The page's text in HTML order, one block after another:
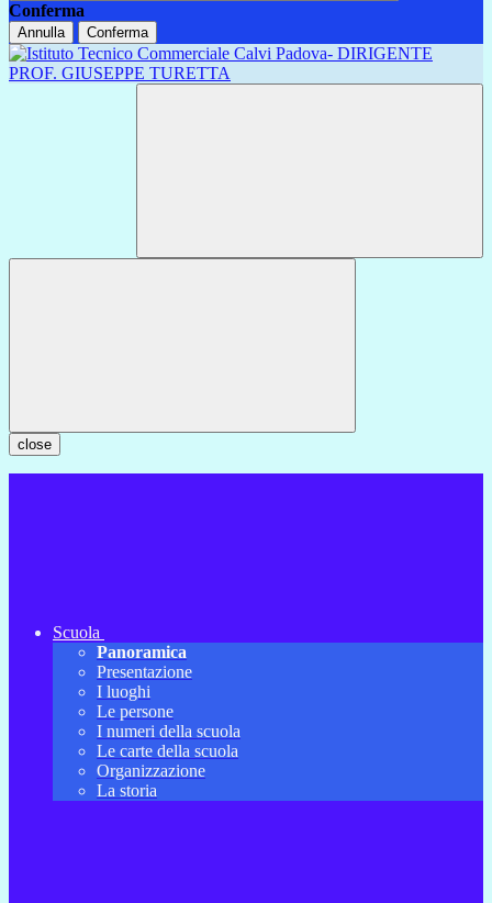
Conferma
Annulla Conferma
close
Scuola
Panoramica
Presentazione
I luoghi
Le persone
I numeri della scuola
Le carte della scuola
Organizzazione
La storia